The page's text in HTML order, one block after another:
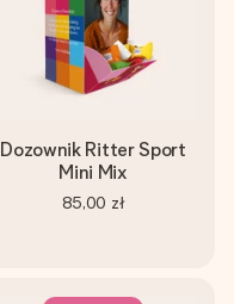
Dozownik Ritter Sport
Mini Mix
85,00 zł